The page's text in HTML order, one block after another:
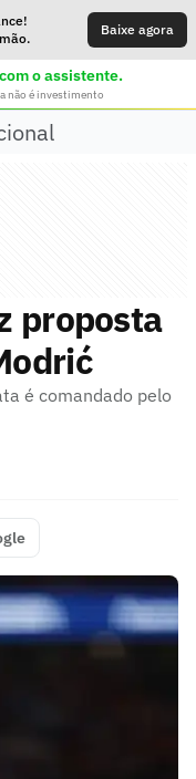
Baixe agora
o assistente.
não é investimento
proposta
é comandado pelo